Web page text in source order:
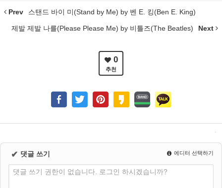
Prev 스탠드 바이 미(Stand by Me) by 벤 E. 킹(Ben E. King)
제발 제발 나를(Please Please Me) by 비틀즈(The Beatles) Next
0
추천
✔ 댓글 쓰기 에디터 선택하기
댓글 쓰기 권한이 없습니다. 로그인 하시겠습니까?